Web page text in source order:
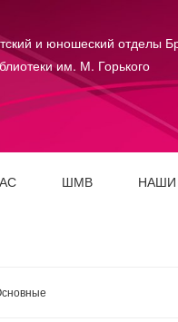
и юношеский отделы
им. М. Горького
ШМВ НАШИ